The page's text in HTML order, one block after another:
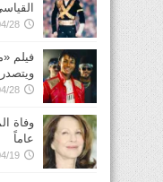
28
فيلم
ويتصدر
28
عاماً
19